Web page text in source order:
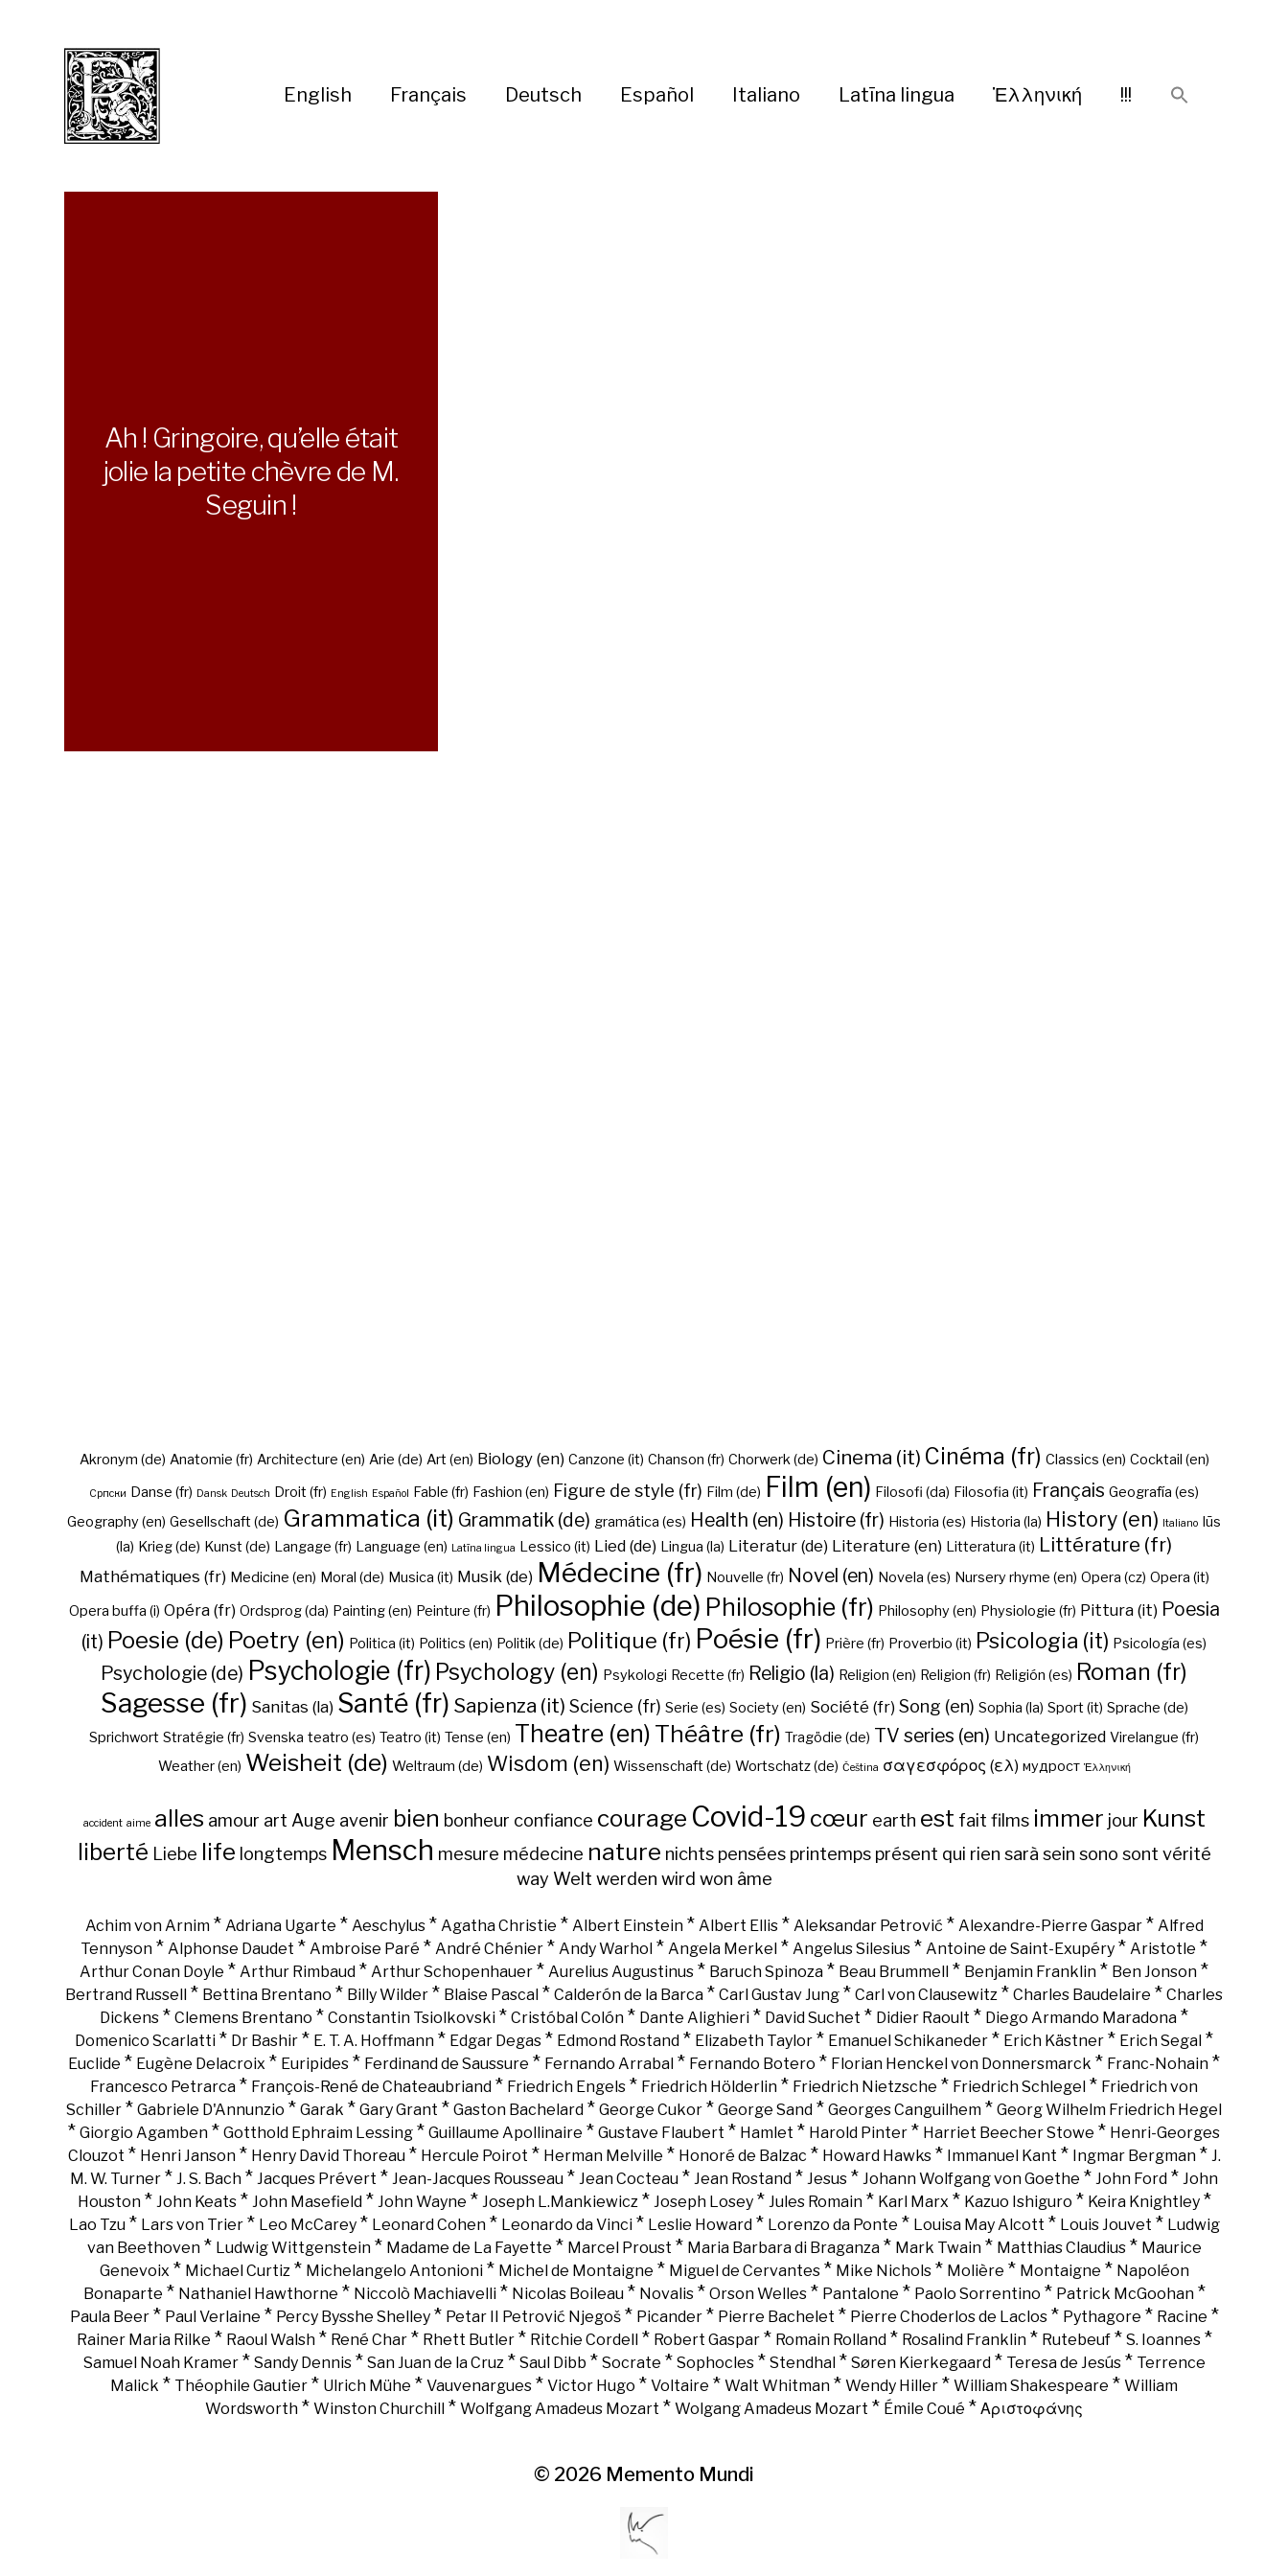
English Français Deutsch Español Italiano Latīna lingua Ἑλληνική !!!
Ah ! Gringoire, qu’elle était
jolie la petite chèvre de M.
Seguin !
Akronym (de) Anatomie (fr) Architecture (en) Arie (de) Art (en) Biology (en) Canzone (it) Chanson (fr) Chorwerk (de) Cinema (it) Cinéma (fr) Classics (en) Cocktail (en)
Cрпски Danse (fr) Dansk Deutsch Droit (fr) English Español Fable (fr) Fashion (en) Figure de style (fr) Film (de) Film (en) Filosofi (da) Filosofia (it) Français Geografía (es)
Geography (en) Gesellschaft (de) Grammatica (it) Grammatik (de) gramática (es) Health (en) Histoire (fr) Historia (es) Historia (la) History (en) Italiano Iūs
(la) Krieg (de) Kunst (de) Langage (fr) Language (en) Latīna lingua Lessico (it) Lied (de) Lingua (la) Literatur (de) Literature (en) Litteratura (it) Littérature (fr)
Mathématiques (fr) Medicine (en) Moral (de) Musica (it) Musik (de) Médecine (fr) Nouvelle (fr) Novel (en) Novela (es) Nursery rhyme (en) Opera (cz) Opera (it)
Opera buffa (i) Opéra (fr) Ordsprog (da) Painting (en) Peinture (fr) Philosophie (de) Philosophie (fr) Philosophy (en) Physiologie (fr) Pittura (it) Poesia
(it) Poesie (de) Poetry (en) Politica (it) Politics (en) Politik (de) Politique (fr) Poésie (fr) Prière (fr) Proverbio (it) Psicologia (it) Psicología (es)
Psychologie (de) Psychologie (fr) Psychology (en) Psykologi Recette (fr) Religio (la) Religion (en) Religion (fr) Religión (es) Roman (fr)
Sagesse (fr) Sanitas (la) Santé (fr) Sapienza (it) Science (fr) Serie (es) Society (en) Société (fr) Song (en) Sophia (la) Sport (it) Sprache (de)
Sprichwort Stratégie (fr) Svenska teatro (es) Teatro (it) Tense (en) Theatre (en) Théâtre (fr) Tragödie (de) TV series (en) Uncategorized Virelangue (fr)
Weather (en) Weisheit (de) Weltraum (de) Wisdom (en) Wissenschaft (de) Wortschatz (de) Čeština σαγεσφόρος (ελ) мудрост Ἑλληνική
accident aime alles amour art Auge avenir bien bonheur confiance courage Covid-19 cœur earth est fait films immer jour Kunst
liberté Liebe life longtemps Mensch mesure médecine nature nichts pensées printemps présent qui rien sarà sein sono sont vérité
way Welt werden wird won âme
Achim von Arnim* Adriana Ugarte * Aeschylus* Agatha Christie * Albert Einstein* Albert Ellis* Aleksandar Petrović * Alexandre-Pierre Gaspar* Alfred
Tennyson * Alphonse Daudet * Ambroise Paré * André Chénier * Andy Warhol * Angela Merkel * Angelus Silesius * Antoine de Saint-Exupéry * Aristotle *
Arthur Conan Doyle * Arthur Rimbaud * Arthur Schopenhauer * Aurelius Augustinus * Baruch Spinoza * Beau Brummell * Benjamin Franklin * Ben Jonson *
Bertrand Russell * Bettina Brentano * Billy Wilder * Blaise Pascal * Calderón de la Barca * Carl Gustav Jung * Carl von Clausewitz * Charles Baudelaire * Charles
Dickens * Clemens Brentano * Constantin Tsiolkovski * Cristóbal Colón * Dante Alighieri * David Suchet * Didier Raoult * Diego Armando Maradona *
Domenico Scarlatti * Dr Bashir * E. T. A. Hoffmann * Edgar Degas * Edmond Rostand * Elizabeth Taylor * Emanuel Schikaneder * Erich Kästner * Erich Segal *
Euclide * Eugène Delacroix * Euripides * Ferdinand de Saussure * Fernando Arrabal * Fernando Botero * Florian Henckel von Donnersmarck * Franc-Nohain *
Francesco Petrarca * François-René de Chateaubriand * Friedrich Engels * Friedrich Hölderlin * Friedrich Nietzsche * Friedrich Schlegel * Friedrich von
Schiller * Gabriele D'Annunzio * Garak * Gary Grant * Gaston Bachelard * George Cukor * George Sand * Georges Canguilhem * Georg Wilhelm Friedrich Hegel
* Giorgio Agamben * Gotthold Ephraim Lessing * Guillaume Apollinaire * Gustave Flaubert * Hamlet * Harold Pinter * Harriet Beecher Stowe * Henri-Georges
Clouzot * Henri Janson* Henry David Thoreau* Hercule Poirot * Herman Melville * Honoré de Balzac * Howard Hawks* Immanuel Kant * Ingmar Bergman* J.
M. W. Turner * J. S. Bach * Jacques Prévert * Jean-Jacques Rousseau * Jean Cocteau * Jean Rostand * Jesus * Johann Wolfgang von Goethe * John Ford * John
Houston* John Keats* John Masefield* John Wayne * Joseph L.Mankiewicz* Joseph Losey* Jules Romain* Karl Marx * Kazuo Ishiguro * Keira Knightley*
Lao Tzu* Lars von Trier* Leo McCarey* Leonard Cohen* Leonardo da Vinci* Leslie Howard* Lorenzo da Ponte * Louisa May Alcott * Louis Jouvet * Ludwig
van Beethoven* Ludwig Wittgenstein* Madame de La Fayette * Marcel Proust * Maria Barbara di Braganza* Mark Twain* Matthias Claudius* Maurice
Genevoix * Michael Curtiz* Michelangelo Antonioni* Michel de Montaigne * Miguel de Cervantes* Mike Nichols* Molière * Montaigne * Napoléon
Bonaparte * Nathaniel Hawthorne * Niccolò Machiavelli* Nicolas Boileau* Novalis* Orson Welles* Pantalone * Paolo Sorrentino * Patrick McGoohan*
Paula Beer* Paul Verlaine * Percy Bysshe Shelley* Petar II Petrović Njegoš* Picander* Pierre Bachelet * Pierre Choderlos de Laclos* Pythagore * Racine *
Rainer Maria Rilke * Raoul Walsh* René Char* Rhett Butler* Ritchie Cordell * Robert Gaspar* Romain Rolland* Rosalind Franklin* Rutebeuf* S. Ioannes*
Samuel Noah Kramer* Sandy Dennis* San Juan de la Cruz* Saul Dibb * Socrate * Sophocles* Stendhal* Søren Kierkegaard* Teresa de Jesús* Terrence
Malick * Théophile Gautier * Ulrich Mühe * Vauvenargues * Victor Hugo * Voltaire * Walt Whitman * Wendy Hiller * William Shakespeare * William
Wordsworth * Winston Churchill * Wolfgang Amadeus Mozart * Wolgang Amadeus Mozart * Émile Coué * Αριστοφάνης
© 2026 Memento Mundi